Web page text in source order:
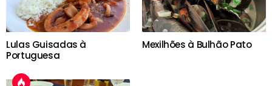
Lulas Guisadas à
Portuguesa
Mexilhões à Bulhão Pato